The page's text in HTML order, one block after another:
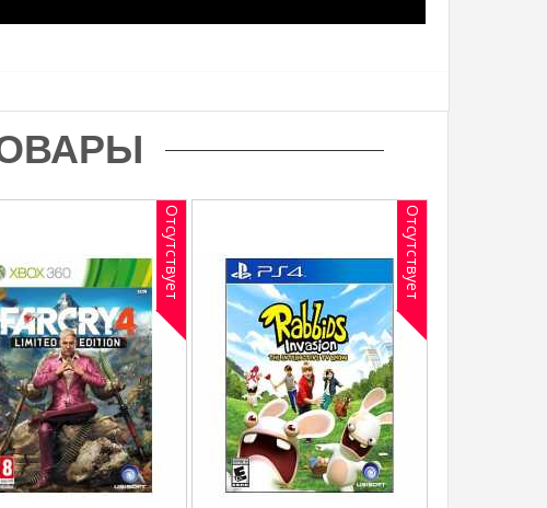
Отсутствует Отсутствует